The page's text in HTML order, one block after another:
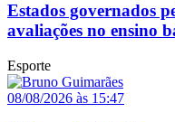
Estados governados
avaliações no ensino
Esporte
08/08/2026 às 15:47